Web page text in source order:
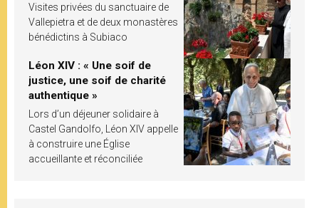
Visites privées du sanctuaire de
Vallepietra et de deux monastères
bénédictins à Subiaco
Léon XIV : « Une soif de
justice, une soif de charité
authentique »
Lors d’un déjeuner solidaire à
Castel Gandolfo, Léon XIV appelle
à construire une Église
accueillante et réconciliée